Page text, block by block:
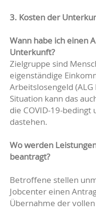
3. Kosten der
Wann habe ich einen
Unterkunft?
Zielgruppe sind
eigenständige
Arbeitslosengeld
Situation kann das
die COVID-19-
dastehen.
Wo werden
beantragt?
Betroffene stellen
Jobcenter einen
Übernahme der